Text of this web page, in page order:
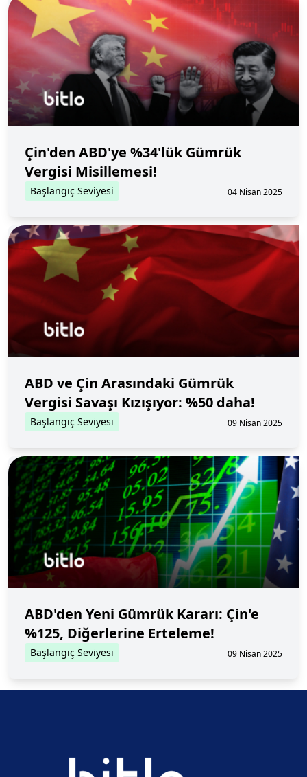
Çin'den ABD'ye %34'lük Gümrük
Vergisi Misillemesi!
Başlangıç Seviyesi 04 Nisan 2025
ABD ve Çin Arasındaki Gümrük
Vergisi Savaşı Kızışıyor: %50 daha!
Başlangıç Seviyesi 09 Nisan 2025
ABD'den Yeni Gümrük Kararı: Çin'e
%125, Diğerlerine Erteleme!
Başlangıç Seviyesi 09 Nisan 2025